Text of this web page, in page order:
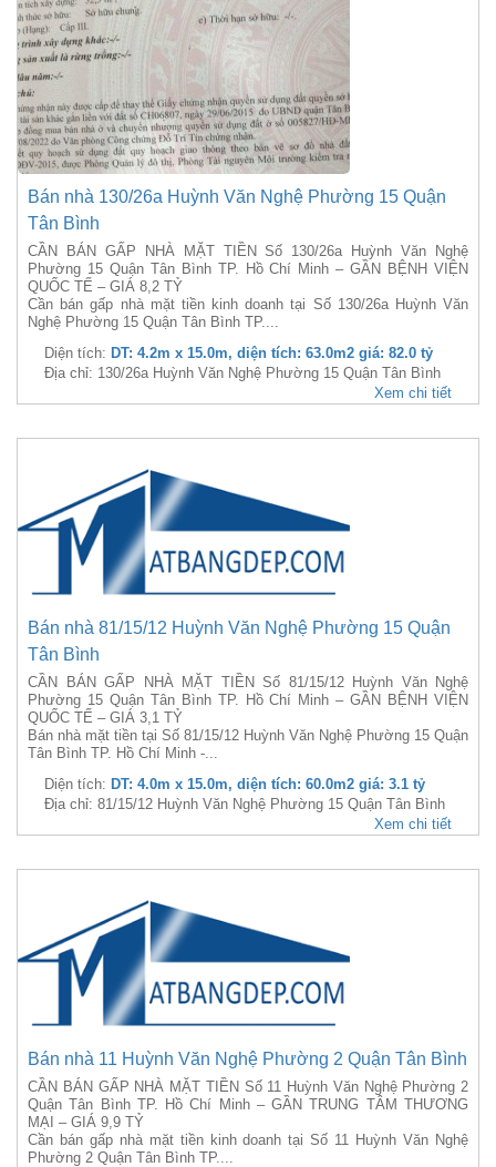
Bán nhà 130/26a Huỳnh Văn Nghệ Phường 15 Quận
Tân Bình
CẦN BÁN GẤP NHÀ MẶT TIỀN Số 130/26a Huỳnh Văn Nghệ
Phường 15 Quận Tân Bình TP. Hồ Chí Minh – GẦN BỆNH VIỆN
QUỐC TẾ – GIÁ 8,2 TỶ
Cần bán gấp nhà mặt tiền kinh doanh tại Số 130/26a Huỳnh Văn
Nghệ Phường 15 Quận Tân Bình TP....
Diện tích: DT: 4.2m x 15.0m, diện tích: 63.0m2 giá: 82.0 tỷ
Địa chỉ: 130/26a Huỳnh Văn Nghệ Phường 15 Quận Tân Bình
Xem chi tiết
Bán nhà 81/15/12 Huỳnh Văn Nghệ Phường 15 Quận
Tân Bình
CẦN BÁN GẤP NHÀ MẶT TIỀN Số 81/15/12 Huỳnh Văn Nghệ
Phường 15 Quận Tân Bình TP. Hồ Chí Minh – GẦN BỆNH VIỆN
QUỐC TẾ – GIÁ 3,1 TỶ
Bán nhà mặt tiền tại Số 81/15/12 Huỳnh Văn Nghệ Phường 15 Quận
Tân Bình TP. Hồ Chí Minh -...
Diện tích: DT: 4.0m x 15.0m, diện tích: 60.0m2 giá: 3.1 tỷ
Địa chỉ: 81/15/12 Huỳnh Văn Nghệ Phường 15 Quận Tân Bình
Xem chi tiết
Bán nhà 11 Huỳnh Văn Nghệ Phường 2 Quận Tân Bình
CẦN BÁN GẤP NHÀ MẶT TIỀN Số 11 Huỳnh Văn Nghệ Phường 2
Quận Tân Bình TP. Hồ Chí Minh – GẦN TRUNG TÂM THƯƠNG
MẠI – GIÁ 9,9 TỶ
Cần bán gấp nhà mặt tiền kinh doanh tại Số 11 Huỳnh Văn Nghệ
Phường 2 Quận Tân Bình TP....